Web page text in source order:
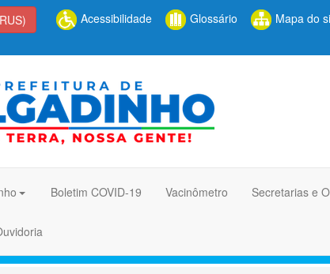
Acessibilidade Glossário Mapa do
Boletim COVID-19 Vacinômetro Secretarias e